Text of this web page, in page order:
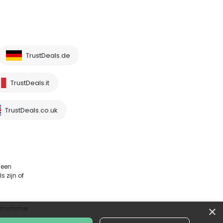
TrustDeals.de
TrustDeals.it
TrustDeals.co.uk
zijn of
×